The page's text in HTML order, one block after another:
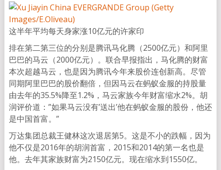
这半年平均每天身家涨10亿元的许家印
排在第二第三位的分别是腾讯马化腾（2500亿元）和阿里
巴巴的马云（2000亿元）。联合早报指出，马化腾的财富
本次超越马云，也是因为腾讯今年来股价连创新高。尽管
同期阿里巴巴的股价翻倍，但因马云在蚂蚁金服的持股量
由去年的35.5%降至1.2%，马云家族今年财富缩水2%。胡
润评价道：”如果马云没有’送出’他在蚂蚁金服的股份，他还
是中国首富。”
万达集团总裁王健林这次退居第5。这是不小的跌幅，因为
他不仅是2016年的胡润首富，2015和2014的第一名也是
他。去年其家族财富为2150亿元。现在缩水到1550亿。